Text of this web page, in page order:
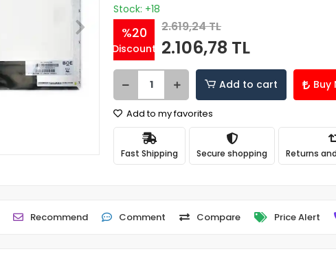
Stock: +18
%20
Discount
2.619,24 TL
2.106,78 TL
Add to cart Buy
Add to my favorites
Fast Shipping Secure shopping Returns
Recommend Comment Compare Price Alert